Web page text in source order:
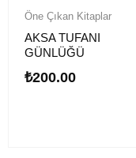
Öne Çıkan Kitaplar
AKSA TUFANI
GÜNLÜĞÜ
₺200.00